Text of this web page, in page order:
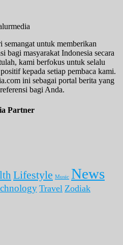
semangat untuk memberikan
bagi masyarakat Indonesia secara
kami berfokus untuk selalu
kepada setiap pembaca kami.
ini sebagai portal berita yang
bagi Anda.
Partner
Lifestyle Music News
Travel Zodiak